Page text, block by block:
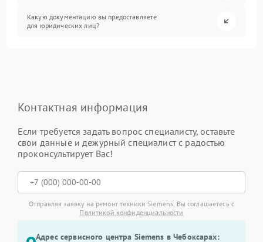
Какую документацию вы предоставляете
для юридических лиц?
Контактная информация
Если требуется задать вопрос специалисту, оставьте
свои данные и дежурный специалист с радостью
проконсультирует Вас!
Отправляя заявку на ремонт техники Siemens, Вы соглашаетесь с
Политикой конфиденциальности
Адрес сервисного центра Siemens в Чебоксарах: